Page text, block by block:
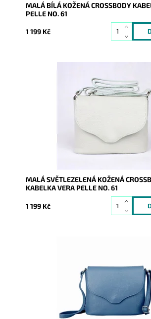
MALÁ BÍLÁ KOŽENÁ CROSSBODY
PELLE NO. 61
1 199 Kč
Malá kožená crossbody kabelka značky
světlezelené barvě s uzavíráním na
Skladem
9773
Vera Pelle
2 roky
MALÁ SVĚTLEZELENÁ KOŽENÁ
KABELKA VERA PELLE NO. 61
1 199 Kč
Momentálně
9774
Vera Pelle
2 roky